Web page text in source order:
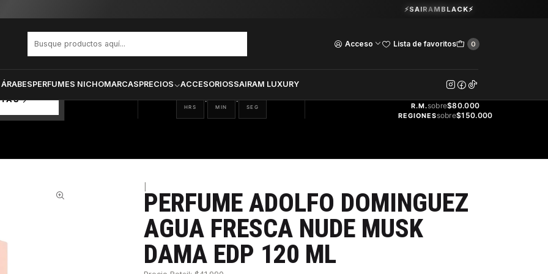
Acceso Lista de favoritos 0
PERFUMES NICHOMARCASPRECIOS ACCESORIOSSAIRAM LUXURY
Guardia Vieja 202. Oficina 102.Ver Horarios
⚡SAIRAMBLACK⚡
10
HRS
: 45
MIN
: 10
SEG
GRATIS
R.M.sobre$80.000
REGIONESsobre$150.000
PERFUME ADOLFO DOMINGUEZ
AGUA FRESCA NUDE MUSK
DAMA EDP 120 ML